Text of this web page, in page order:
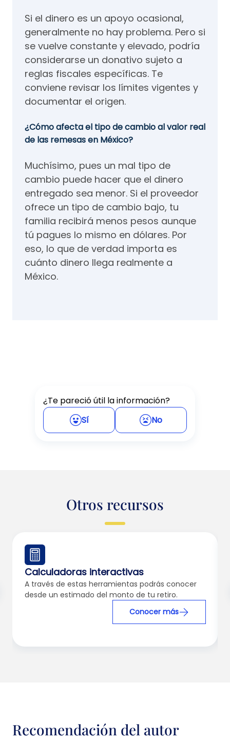
Si el dinero es un apoyo ocasional,
generalmente no hay problema. Pero si
se vuelve constante y elevado, podría
considerarse un donativo sujeto a
reglas fiscales específicas. Te
conviene revisar los límites vigentes y
documentar el origen.
¿Cómo afecta el tipo de cambio al valor real
de las remesas en México?
Muchísimo, pues un mal tipo de
cambio puede hacer que el dinero
entregado sea menor. Si el proveedor
ofrece un tipo de cambio bajo, tu
familia recibirá menos pesos aunque
tú pagues lo mismo en dólares. Por
eso, lo que de verdad importa es
cuánto dinero llega realmente a
México.
¿Te pareció útil la información?
Sí
No
Otros recursos
Calculadoras interactivas
A través de estas herramientas podrás conocer
desde un estimado del monto de tu retiro.
Conocer más
Recomendación del autor